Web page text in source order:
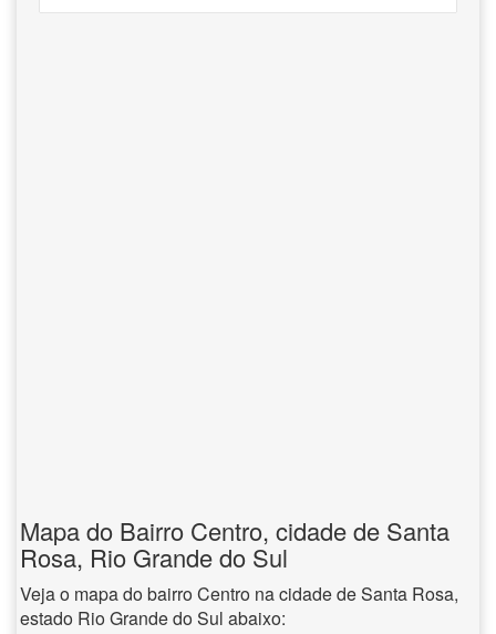
Mapa do Bairro Centro, cidade de Santa
Rosa, Rio Grande do Sul
Veja o mapa do bairro Centro na cidade de Santa Rosa,
estado Rio Grande do Sul abaixo: